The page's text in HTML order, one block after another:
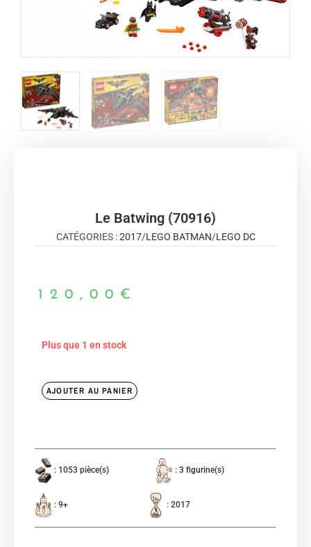
Le Batwing (70916)
CATÉGORIES :2017/LEGO BATMAN/LEGO DC
120,00 €
Plus que 1 en stock
AJOUTER AU PANIER
: 1053 pièce(s) : 3 figurine(s)
: 9+ : 2017